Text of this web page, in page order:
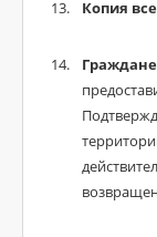
Копия